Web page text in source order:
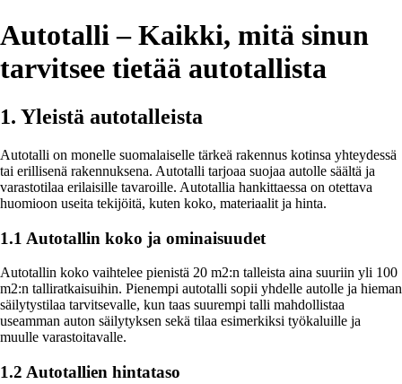
Autotalli – Kaikki, mitä sinun
tarvitsee tietää autotallista
1. Yleistä autotalleista
Autotalli on monelle suomalaiselle tärkeä rakennus kotinsa yhteydessä
tai erillisenä rakennuksena. Autotalli tarjoaa suojaa autolle säältä ja
varastotilaa erilaisille tavaroille. Autotallia hankittaessa on otettava
huomioon useita tekijöitä, kuten koko, materiaalit ja hinta.
1.1 Autotallin koko ja ominaisuudet
Autotallin koko vaihtelee pienistä 20 m2:n talleista aina suuriin yli 100
m2:n talliratkaisuihin. Pienempi autotalli sopii yhdelle autolle ja hieman
säilytystilaa tarvitsevalle, kun taas suurempi talli mahdollistaa
useamman auton säilytyksen sekä tilaa esimerkiksi työkaluille ja
muulle varastoitavalle.
1.2 Autotallien hintataso